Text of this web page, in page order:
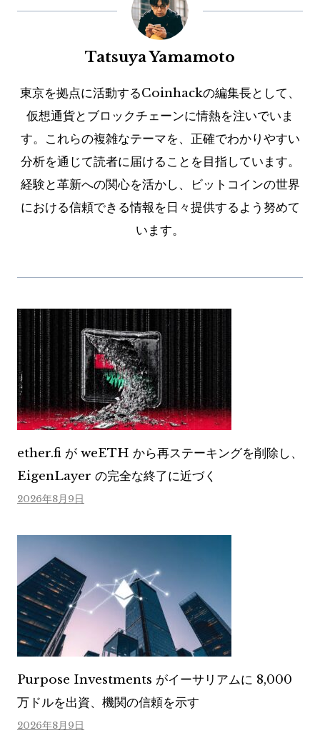
Tatsuya Yamamoto
東京を拠点に活動するCoinhackの編集長として、
仮想通貨とブロックチェーンに情熱を注いでいま
す。これらの複雑なテーマを、正確でわかりやすい
分析を通じて読者に届けることを目指しています。
経験と革新への関心を活かし、ビットコインの世界
における信頼できる情報を日々提供するよう努めて
います。
ether.fi が weETH から再ステーキングを削除し、
EigenLayer の完全な終了に近づく
2026年8月9日
Purpose Investments がイーサリアムに 8,000
万ドルを出資、機関の信頼を示す
2026年8月9日